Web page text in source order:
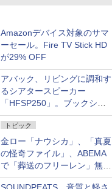
Amazonデバイス対象のサマ
ーセール。Fire TV Stick HD
が29% OFF
アバック、リビングに調和す
るシアタースピーカー
「HFSP250」。ブックシェ
ルフはペア3万円以下
トピック
金ロー「ナウシカ」、「真夏
の怪奇ファイル」、ABEMA
で「葬送のフリーレン」無料
配信など。夏の特番・配信情